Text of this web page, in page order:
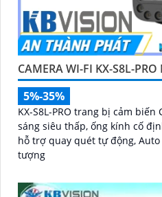
CAMERA WI-FI KX-S8L-
5%-35%
KX-S8L-PRO trang bị cảm biến
sáng siêu thấp, ống kính cố
hỗ trợ quay quét tự động,
tượng